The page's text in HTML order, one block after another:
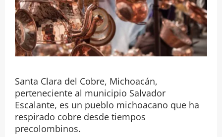
Santa Clara del Cobre, Michoacán,
perteneciente al municipio Salvador
Escalante, es un pueblo michoacano que ha
respirado cobre desde tiempos
precolombinos.